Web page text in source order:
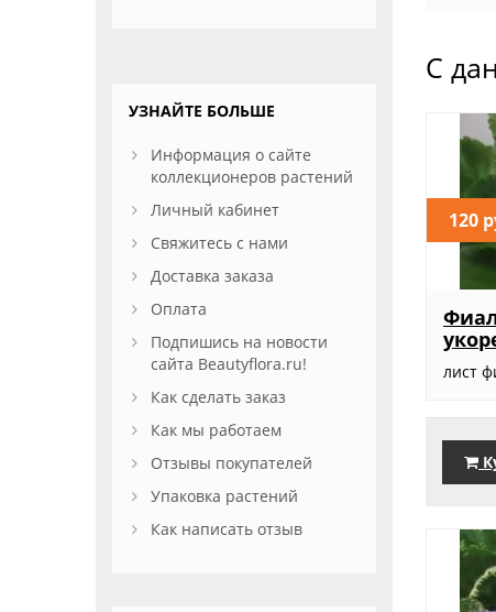
С
120
лист
УЗНАЙТЕ БОЛЬШЕ
Информация о сайте
коллекционеров растений
Личный кабинет
Свяжитесь с нами
Доставка заказа
Оплата
Подпишись на новости
сайта Beautyflora.ru!
Как сделать заказ
Как мы работаем
Отзывы покупателей
Упаковка растений
Как написать отзыв